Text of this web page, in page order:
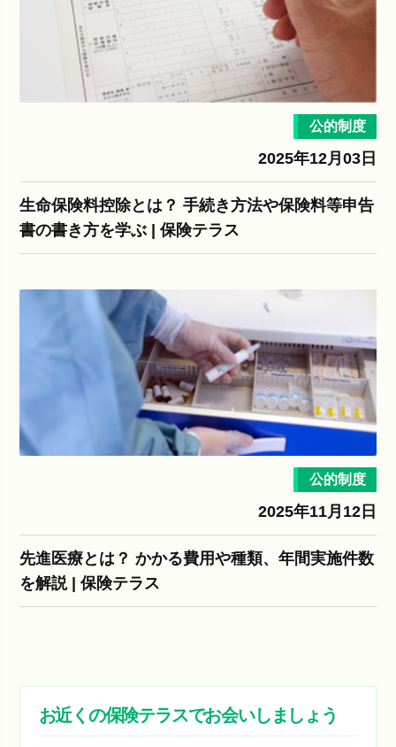
公的制度
2025年12月03日
生命保険料控除とは？ 手続き方法や保険料等申告
書の書き方を学ぶ | 保険テラス
公的制度
2025年11月12日
先進医療とは？ かかる費用や種類、年間実施件数
を解説 | 保険テラス
お近くの保険テラスでお会いしましょう